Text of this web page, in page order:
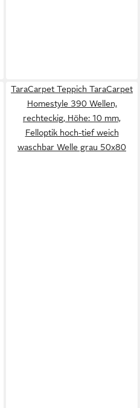
TaraCarpet Teppich TaraCarpet
Homestyle 390 Wellen,
rechteckig, Höhe: 10 mm,
Felloptik hoch-tief weich
waschbar Welle grau 50x80